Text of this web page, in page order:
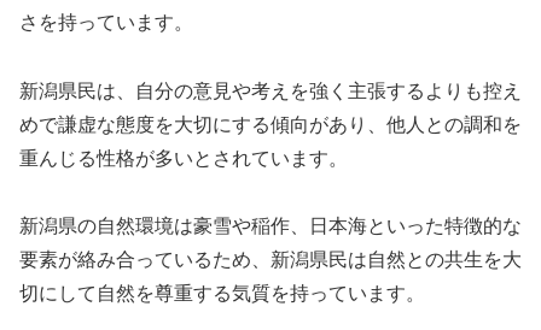
さを持っています。
新潟県民は、自分の意見や考えを強く主張するよりも控え
めで謙虚な態度を大切にする傾向があり、他人との調和を
重んじる性格が多いとされています。
新潟県の自然環境は豪雪や稲作、日本海といった特徴的な
要素が絡み合っているため、新潟県民は自然との共生を大
切にして自然を尊重する気質を持っています。